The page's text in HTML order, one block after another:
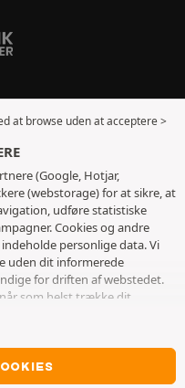
at browse uden at acceptere >
(Google, Hotjar,
(webstorage) for at sikre, at
udføre statistiske
Cookies og andre
personlige data. Vi
uden dit informerede
for driften af ​​webstedet.
som helst trække dit
at acceptere deponering af
ikke adgang til
inviterer vi dig til at
.